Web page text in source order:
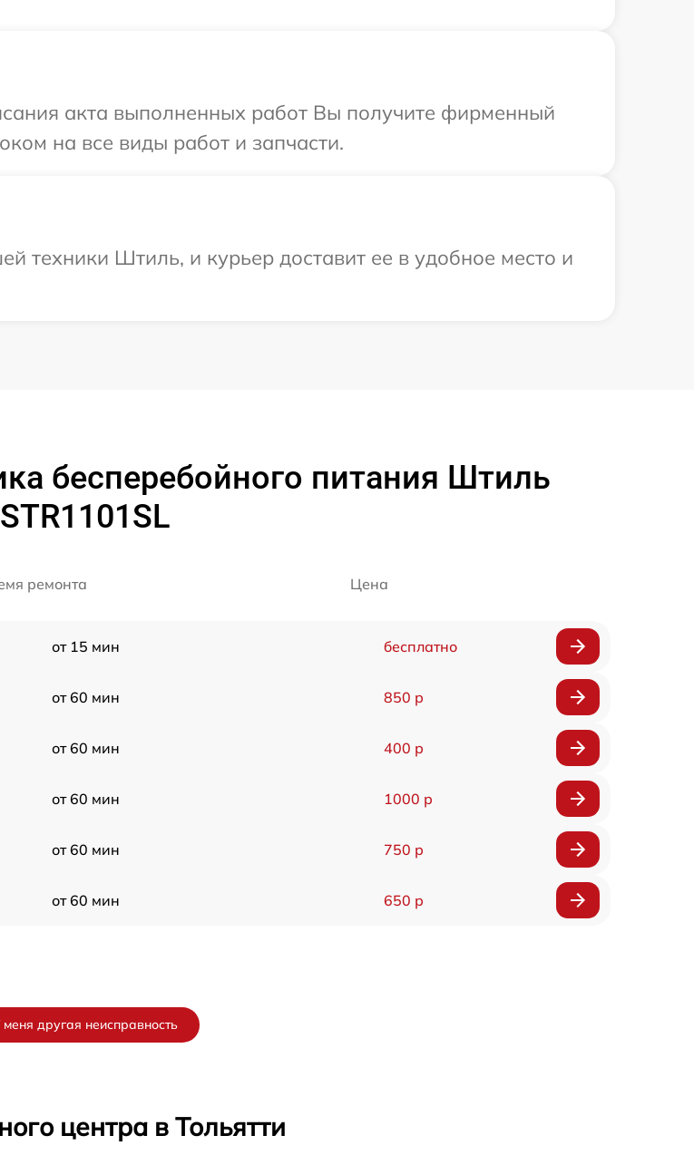
акта выполненных работ Вы получите фирменный
на все виды работ и запчасти.
техники Штиль, и курьер доставит ее в удобное место и
бесперебойного питания Штиль
STR1101SL
ремонта Цена
от 15 мин бесплатно
от 60 мин 850 р
от 60 мин 400 р
от 60 мин 1000 р
от 60 мин 750 р
от 60 мин 650 р
меня другая неисправность
центра в Тольятти